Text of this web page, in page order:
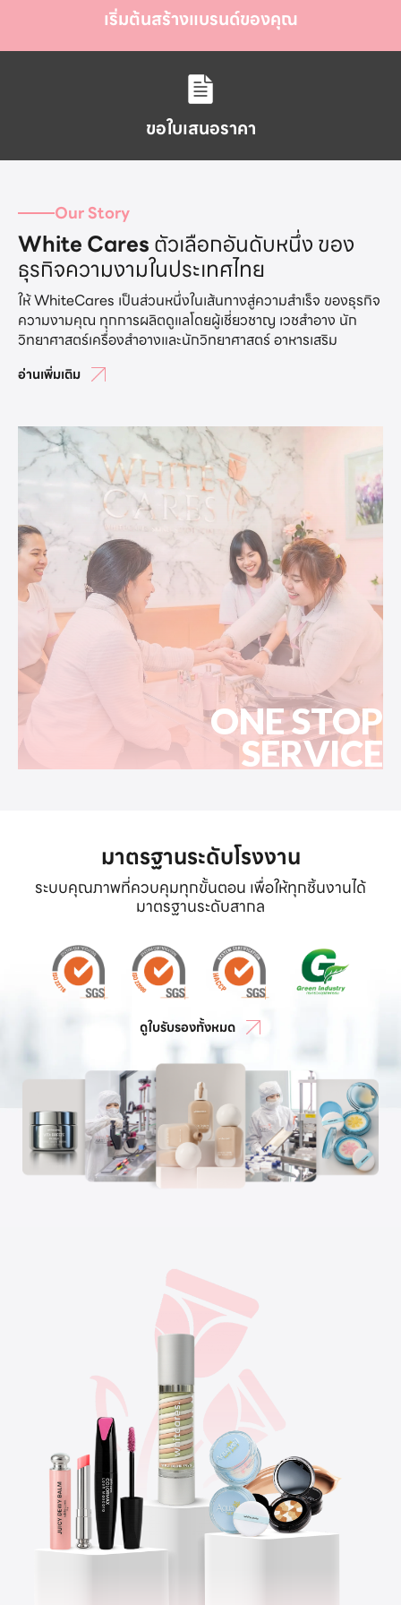
เริ่มต้นสร้างแบรนด์ของคุณ
ขอใบเสนอราคา
Our Story
White Caresตัวเลือกอันดับหนึ่ง ของ
ธุรกิจความงามในประเทศไทย
ให้ WhiteCares เป็นส่วนหนึ่งในเส้นทางสู่ความสำเร็จ ของธุรกิจ
ความงามคุณ ทุกการผลิตดูแลโดยผู้เชี่ยวชาญ เวชสำอาง นัก
วิทยาศาสตร์เครื่องสำอางและนักวิทยาศาสตร์ อาหารเสริม
อ่านเพิ่มเติม
ONE STOP
SERVICE
มาตรฐานระดับโรงงาน
ระบบคุณภาพที่ควบคุมทุกขั้นตอน เพื่อให้ทุกชิ้นงานได้
มาตรฐานระดับสากล
ดูใบรับรองทั้งหมด